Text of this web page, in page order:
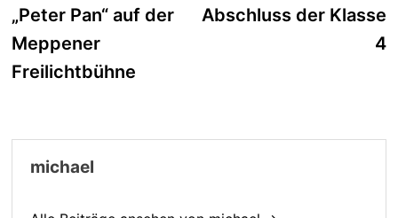
Beitrag:
„Peter Pan“ auf der
Meppener
Freilichtbühne
Abschluss der Klasse
4
michael